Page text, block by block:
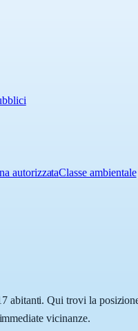
autorizzataClasse ambientale
Qui trovi la
vicinanze.